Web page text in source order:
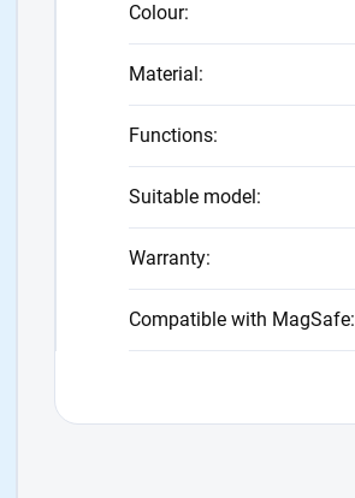
Colour:
Material:
Functions:
Suitable model:
Warranty:
Compatible with MagSafe: